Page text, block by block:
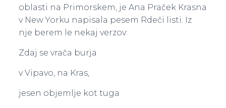
oblasti na Primorskem, je Ana Praček Krasna
v New Yorku napisala pesem Rdeči listi. Iz
nje berem le nekaj verzov:
Zdaj se vrača burja
v Vipavo, na Kras,
jesen objemlje kot tuga